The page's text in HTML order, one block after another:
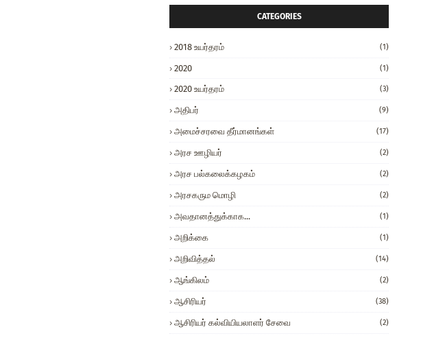
CATEGORIES
2018 உயர்தரம் (1)
2020 (1)
2020 உயர்தரம் (3)
அதிபர் (9)
அமைச்சரவை தீர்மானங்கள் (17)
அரச ஊழியர் (2)
அரச பல்கலைக்கழகம் (2)
அரசகரும மொழி (2)
அவதானத்துக்காக... (1)
அறிக்கை (1)
அறிவித்தல் (14)
ஆங்கிலம் (2)
ஆசிரியர் (38)
ஆசிரியர் கல்வியியலாளர் சேவை (2)